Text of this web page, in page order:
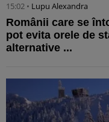
15:02 • Lupu Alexandra
Românii care se
pot evita orele de
alternative ...